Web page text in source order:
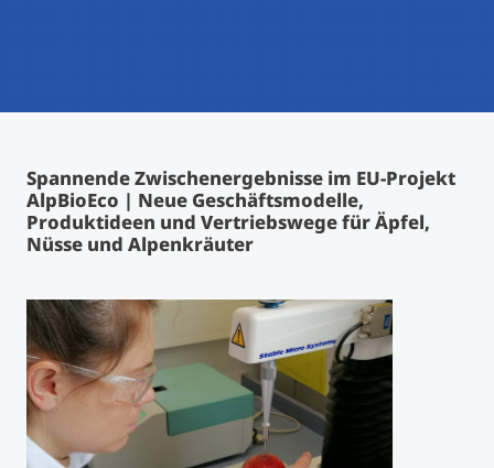
Study Finder Bachelor/Master
Masterclasses
Technische Weiterbildung
Maßgeschneiderte Programme
Spannende Zwischenergebnisse im EU-Projekt
AlpBioEco | Neue Geschäftsmodelle,
Produktideen und Vertriebswege für Äpfel,
Nüsse und Alpenkräuter